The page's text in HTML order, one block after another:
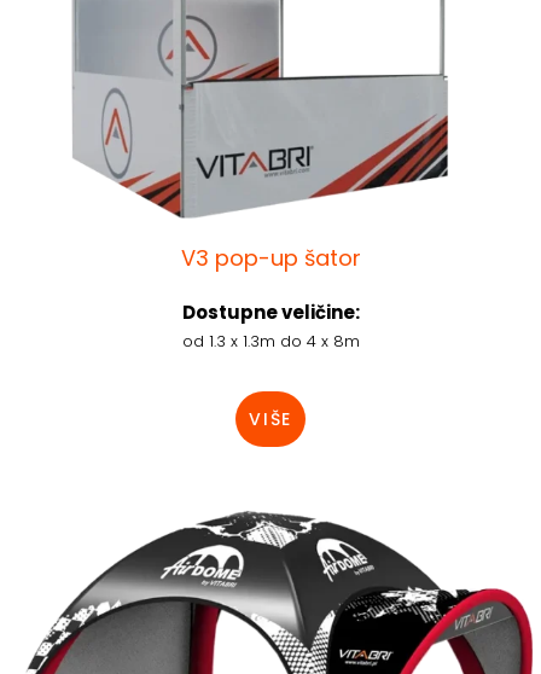
V3 pop-up šator
Dostupne veličine:
od 1.3 x 1.3m do 4 x 8m
VIŠE